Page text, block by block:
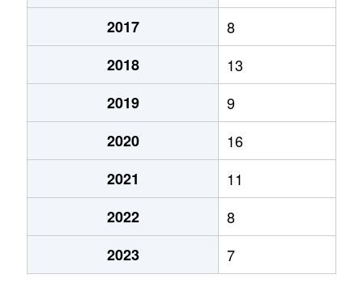
2017
8
2018
13
2019
9
2020
16
2021
11
2022
8
2023
7